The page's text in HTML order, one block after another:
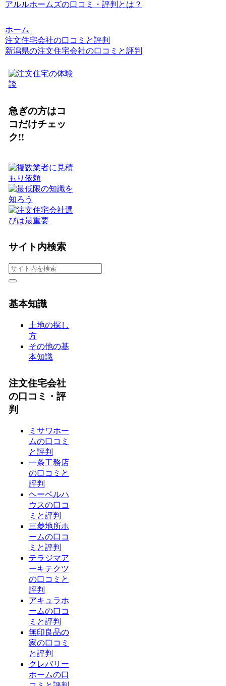
アルルホームズの口コミ・評判とは？
ホーム
注文住宅会社の口コミと評判
新潟県の注文住宅会社の口コミと評判
急ぎの方はコ
コだけチェッ
ク!!
サイト内検索
基本知識
土地の探し
方
その他の基
本知識
注文住宅会社
の口コミ・評
判
ミサワホー
ムの口コミ
と評判
一条工務店
の口コミと
評判
ヘーベルハ
ウスの口コ
ミと評判
三菱地所ホ
ームの口コ
ミと評判
テラジマア
ーキテクツ
の口コミと
評判
アキュラホ
ームの口コ
ミと評判
無印良品の
家の口コミ
と評判
クレバリー
ホームの口